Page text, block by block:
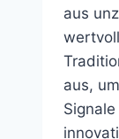
aus
aus,